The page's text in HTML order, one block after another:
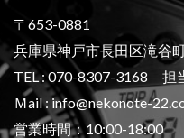
〒653-0881
兵庫県神戸市長田区滝谷
TEL : 070-8307-3168 担
Ｍail : info@nekonote-
営業時間：10:00-18:00